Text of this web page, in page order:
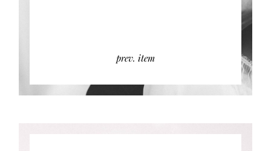
prev. item